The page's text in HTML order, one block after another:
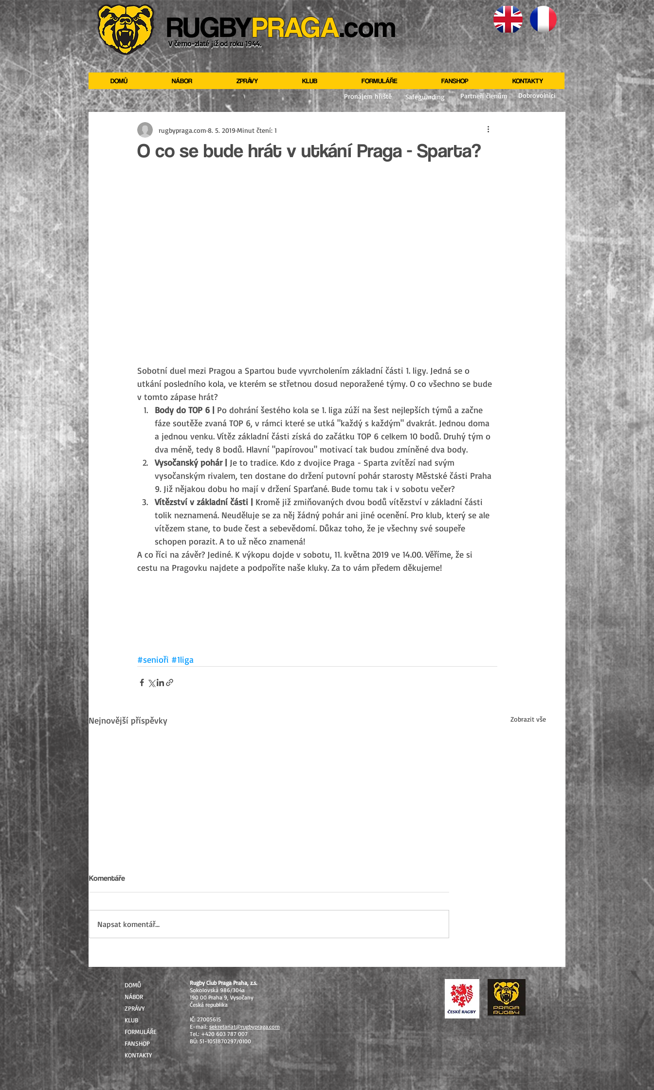
V černo-zlaté již od roku 1944.
DOMŮ NÁBOR ZPRÁVY KLUB FORMULÁŘE FANSHOP
KONTAKTY
Dobrovolníci
Partneři členům
Safeguarding
Pronájem hřiště
O co se bude hrát v utkání Praga - Sparta?
rugbypraga.com 8. 5. 2019 Minut čtení: 1
Sobotní duel mezi Pragou a Spartou bude vyvrcholením základní části 1. ligy. Jedná se o
utkání posledního kola, ve kterém se střetnou dosud neporažené týmy. O co všechno se bude
v tomto zápase hrát?
Body do TOP 6 | Po dohrání šestého kola se 1. liga zúží na šest nejlepších týmů a začne
fáze soutěže zvaná TOP 6, v rámci které se utká "každý s každým" dvakrát. Jednou doma
a jednou venku. Vítěz základní části získá do začátku TOP 6 celkem 10 bodů. Druhý tým o
dva méně, tedy 8 bodů. Hlavní "papírovou" motivací tak budou zmíněné dva body.
Vysočanský pohár | Je to tradice. Kdo z dvojice Praga - Sparta zvítězí nad svým
vysočanským rivalem, ten dostane do držení putovní pohár starosty Městské části Praha
9. Již nějakou dobu ho mají v držení Sparťané. Bude tomu tak i v sobotu večer?
Vítězství v základní části | Kromě již zmiňovaných dvou bodů vítězství v základní části
tolik neznamená. Neuděluje se za něj žádný pohár ani jiné ocenění. Pro klub, který se ale
vítězem stane, to bude čest a sebevědomí. Důkaz toho, že je všechny své soupeře
schopen porazit. A to už něco znamená!
A co říci na závěr? Jediné. K výkopu dojde v sobotu, 11. května 2019 ve 14.00. Věříme, že si
cestu na Pragovku najdete a podpoříte naše kluky. Za to vám předem děkujeme!
#senioři #1liga
Nejnovější příspěvky Zobrazit vše
Přebory ČR
sedmičkách
celostátní lize.
Komentáře
Napsat komentář...
RUGBYPRAGA.com
DOMŮ
NÁBOR
ZPRÁVY
KLUB
FORMULÁŘE
FANSHOP
KONTAKTY
Rugby Club Praga Praha, z.s.
Sokolovská 986/304a
190 00 Praha 9, Vysočany
Česká republika
IČ: 27005615
E-mail: sekretariat@rugbypraga.com
Tel.: +420 603 787 007
BÚ: 51-1051870297/0100